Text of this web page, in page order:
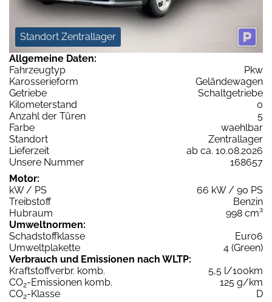
Standort Zentrallager
Allgemeine Daten:
Fahrzeugtyp
Pkw
Karosserieform
Geländewagen
Getriebe
Schaltgetriebe
Kilometerstand
0
Anzahl der Türen
5
Farbe
waehlbar
Standort
Zentrallager
Lieferzeit
ab ca. 10.08.2026
Unsere Nummer
168657
Motor:
kW / PS
66 kW / 90 PS
Treibstoff
Benzin
Hubraum
998 cm³
Umweltnormen:
Schadstoffklasse
Euro6
Umweltplakette
4 (Green)
Verbrauch und Emissionen nach WLTP:
Kraftstoffverbr. komb.
5,5 l/100km
CO2-Emissionen komb.
125 g/km
CO2-Klasse
D